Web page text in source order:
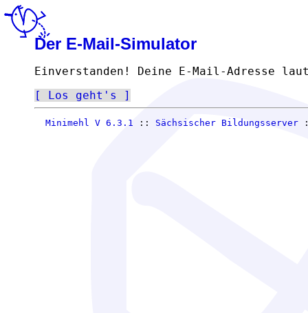
Der E-Mail-Simulator
Einverstanden! Deine E-Mail-Adresse
Los geht's
Minimehl V 6.3.1 :: Sächsischer Bildungsserver